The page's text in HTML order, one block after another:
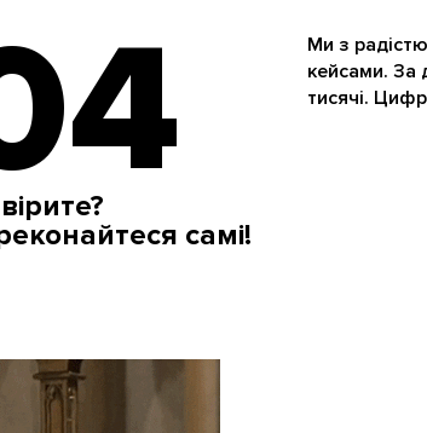
самі!
Ми з
кейсами. За
тисячі.